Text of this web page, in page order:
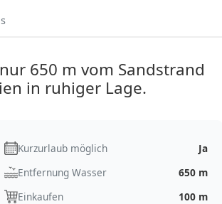
650 m vom Sandstrand
in ruhiger Lage.
Kurzurlaub möglich
Ja
Entfernung Wasser
650 m
Einkaufen
100 m